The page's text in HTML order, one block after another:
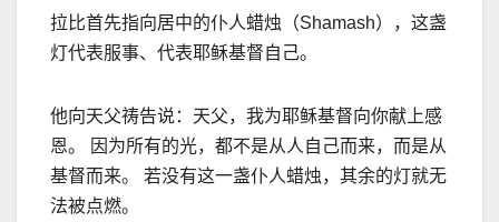
拉比首先指向居中的仆人蜡烛（Shamash），这盏
灯代表服事、代表耶稣基督自己。
他向天父祷告说：天父，我为耶稣基督向你献上感
恩。 因为所有的光，都不是从人自己而来，而是从
基督而来。 若没有这一盏仆人蜡烛，其余的灯就无
法被点燃。